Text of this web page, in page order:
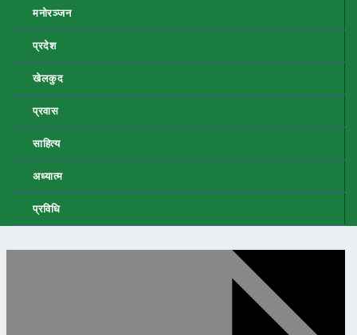
मनोरञ्जन
प्रदेश
खेलकुद
प्रवास
साहित्य
अध्यात्म
प्रविधि